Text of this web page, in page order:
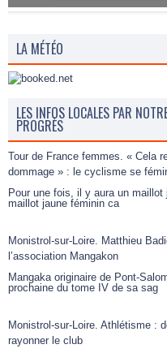
LA MÉTÉO
LES INFOS LOCALES PAR
PROGRÈS
Tour de France femmes. « Cela
dommage » : le cyclisme se
Pour une fois, il y aura un
maillot jaune féminin ca
Monistrol-sur-Loire. Matthieu
l’association Mangakon
Mangaka originaire de Pont-
prochaine du tome IV de sa sag
Monistrol-sur-Loire. Athlétisme :
rayonner le club